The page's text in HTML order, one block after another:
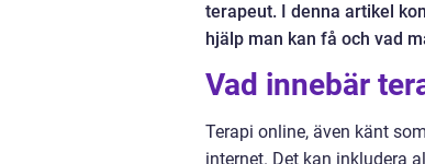
terapeut. I denna artikel
hjälp man kan få och vad
Vad innebär
Terapi online, även känt
internet. Det kan inkludera